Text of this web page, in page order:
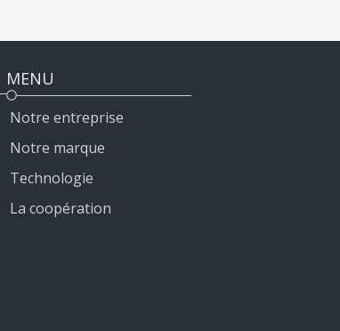
MENU
Notre entreprise
Notre marque
Technologie
La coopération